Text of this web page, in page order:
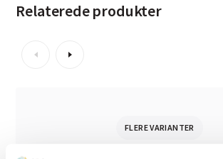
Relaterede produkter
FLERE VARIANTER